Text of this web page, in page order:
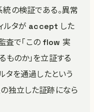
の検証である。異常
ルタが accept した
査で「この flow 実
ものか」を立証する
タを通過したという
独立した証跡になら